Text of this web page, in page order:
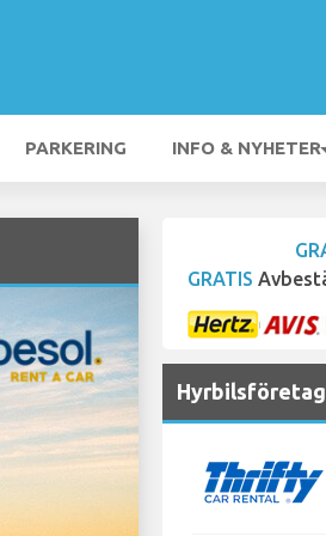
PARKERING INFO & NYHETER
GRATIS